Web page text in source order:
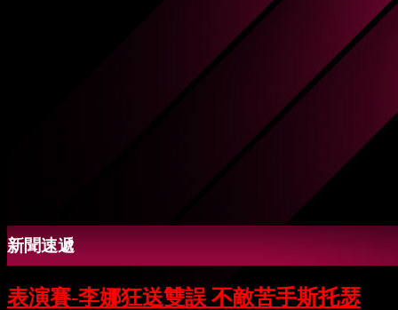
新聞速遞
表演賽-李娜狂送雙誤 不敵苦手斯托瑟